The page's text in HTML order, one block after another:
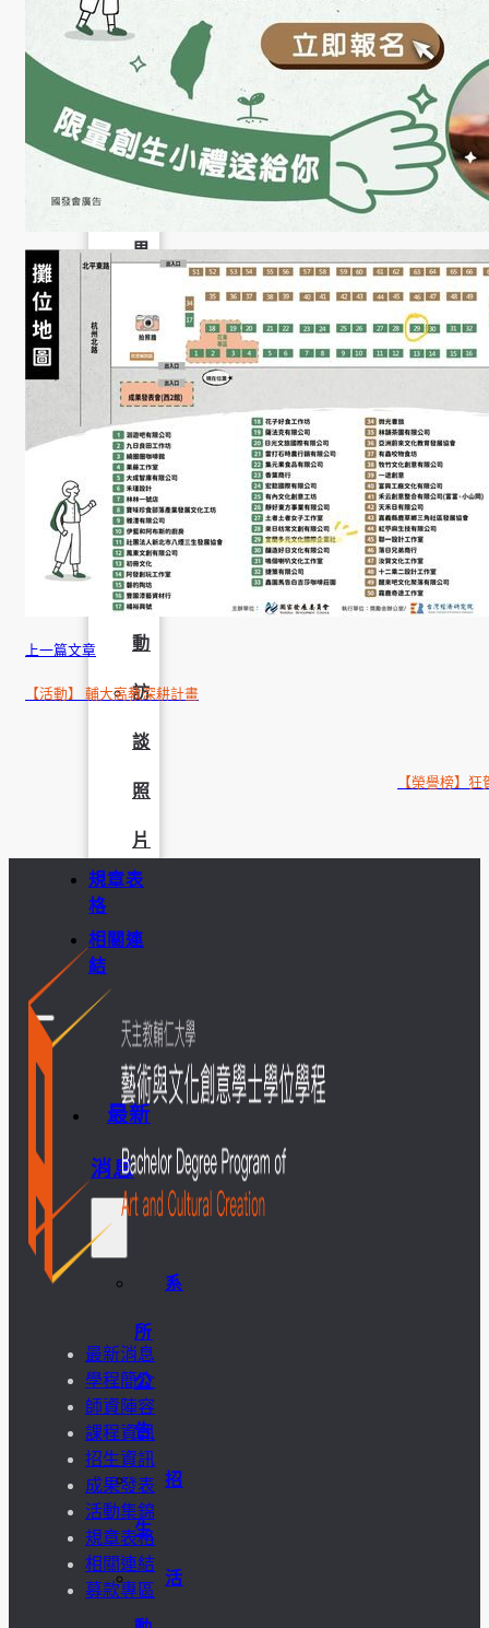
區
學
生
果
現
學
生
課
外
活
動
訪
談
照
片
規章表
格
相關連
結
最新
消息
系
所
公
告
招
生
活
上一篇文章
【活動】 輔大高教深耕計畫
【榮譽榜】
最新消息
學程簡介
師資陣容
課程資訊
招生資訊
成果發表
活動集錦
規章表格
相關連結
募款專區